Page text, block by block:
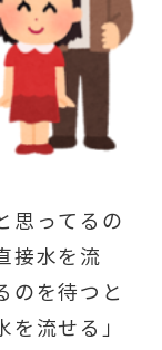
思ってるの
接水を流
のを待つと
流せる」